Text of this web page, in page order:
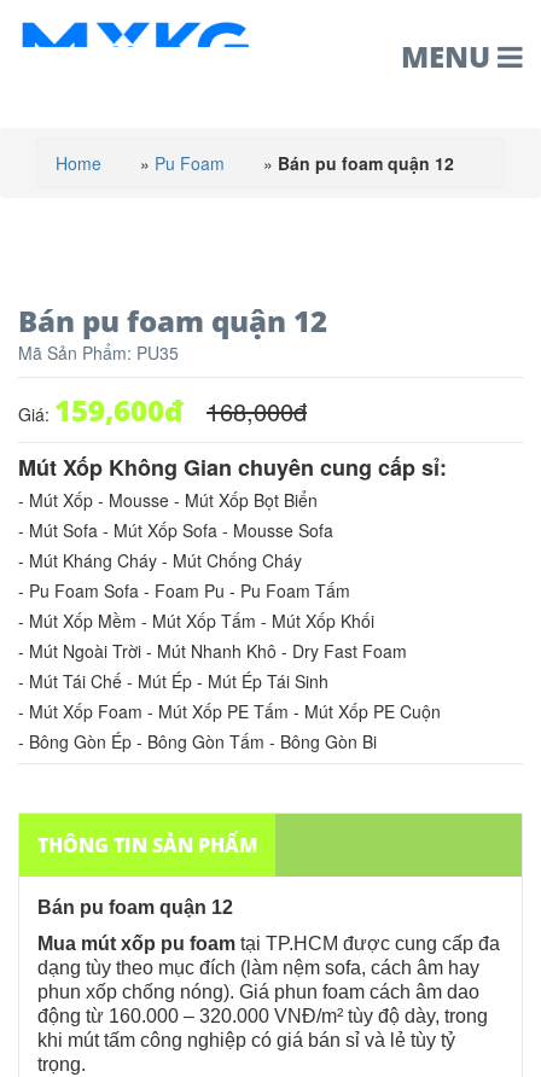
MENU
Home » Pu Foam » Bán pu foam quận 12
Bán pu foam quận 12
Mã Sản Phẩm: PU35
Giá: 159,600đ 168,000đ
Mút Xốp Không Gian chuyên cung cấp sỉ:
- Mút Xốp - Mousse - Mút Xốp Bọt Biển
- Mút Sofa - Mút Xốp Sofa - Mousse Sofa
- Mút Kháng Cháy - Mút Chống Cháy
- Pu Foam Sofa - Foam Pu - Pu Foam Tấm
- Mút Xốp Mềm - Mút Xốp Tấm - Mút Xốp Khối
- Mút Ngoài Trời - Mút Nhanh Khô - Dry Fast Foam
- Mút Tái Chế - Mút Ép - Mút Ép Tái Sinh
- Mút Xốp Foam - Mút Xốp PE Tấm - Mút Xốp PE Cuộn
- Bông Gòn Ép - Bông Gòn Tấm - Bông Gòn Bi
THÔNG TIN SẢN PHẨM
Bán pu foam quận 12
Mua mút xốp pu foam tại TP.HCM được cung cấp đa
dạng tùy theo mục đích (làm nệm sofa, cách âm hay
phun xốp chống nóng). Giá phun foam cách âm dao
động từ 160.000 – 320.000 VNĐ/m² tùy độ dày, trong
khi mút tấm công nghiệp có giá bán sỉ và lẻ tùy tỷ
trọng.